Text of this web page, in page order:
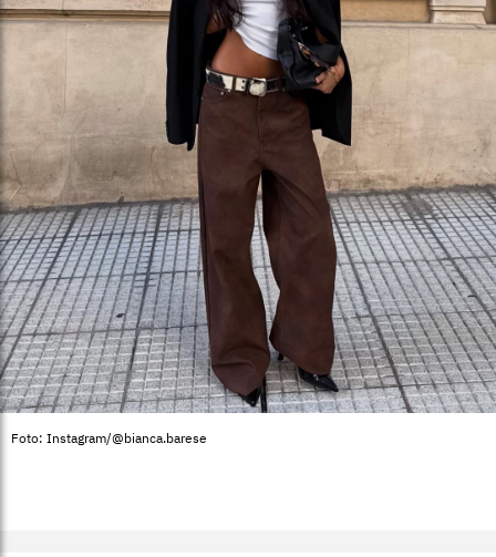
Foto: Instagram/@bianca.barese